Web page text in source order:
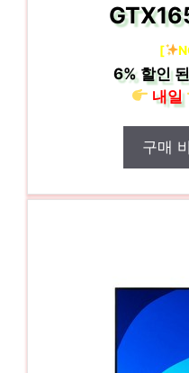
[
6% 할인
내일
구매